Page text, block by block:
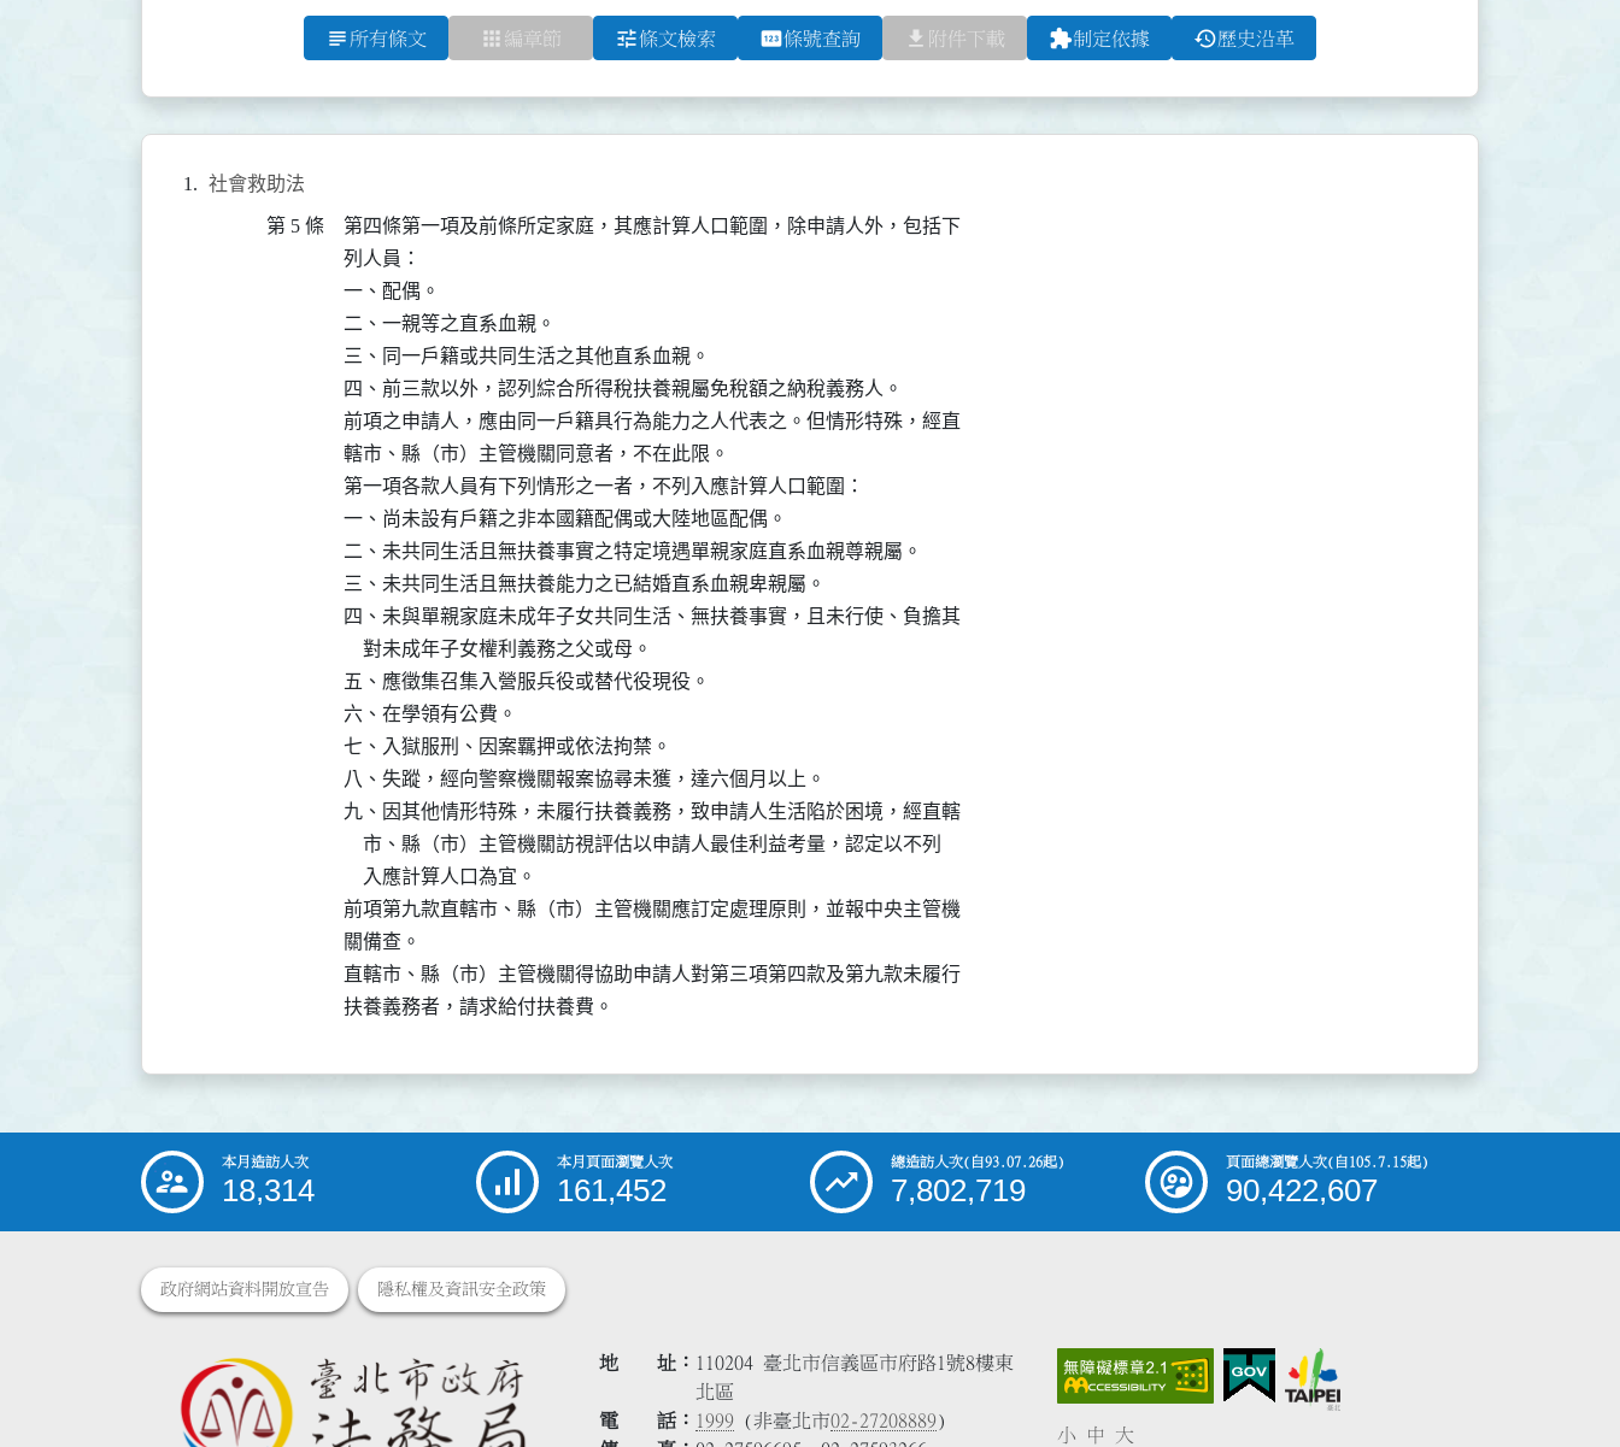
subject 所有條文 apps 編章節 tune條文檢索 pin條號查詢 file_download 附件下載 extension制定依據 history歷史沿革
社會救助法
第 5 條
第四條第一項及前條所定家庭，其應計算人口範圍，除申請人外，包括下
列人員：
一、配偶。
二、一親等之直系血親。
三、同一戶籍或共同生活之其他直系血親。
四、前三款以外，認列綜合所得稅扶養親屬免稅額之納稅義務人。
前項之申請人，應由同一戶籍具行為能力之人代表之。但情形特殊，經直
轄市、縣（市）主管機關同意者，不在此限。
第一項各款人員有下列情形之一者，不列入應計算人口範圍：
一、尚未設有戶籍之非本國籍配偶或大陸地區配偶。
二、未共同生活且無扶養事實之特定境遇單親家庭直系血親尊親屬。
三、未共同生活且無扶養能力之已結婚直系血親卑親屬。
四、未與單親家庭未成年子女共同生活、無扶養事實，且未行使、負擔其
    對未成年子女權利義務之父或母。
五、應徵集召集入營服兵役或替代役現役。
六、在學領有公費。
七、入獄服刑、因案羈押或依法拘禁。
八、失蹤，經向警察機關報案協尋未獲，達六個月以上。
九、因其他情形特殊，未履行扶養義務，致申請人生活陷於困境，經直轄
    市、縣（市）主管機關訪視評估以申請人最佳利益考量，認定以不列
    入應計算人口為宜。
前項第九款直轄市、縣（市）主管機關應訂定處理原則，並報中央主管機
關備查。
直轄市、縣（市）主管機關得協助申請人對第三項第四款及第九款未履行
扶養義務者，請求給付扶養費。
::: 本月造訪人次
18,314
本月頁面瀏覽人次
161,452
總造訪人次(自93.07.26起)
7,802,719
頁面總瀏覽人次(自105.7.15起)
90,422,607
政府網站資料開放宣告 隱私權及資訊安全政策
地 址
110204 臺北市信義區市府路1號8樓東
北區
電 話
1999 (非臺北市02-27208889)
小 中 大